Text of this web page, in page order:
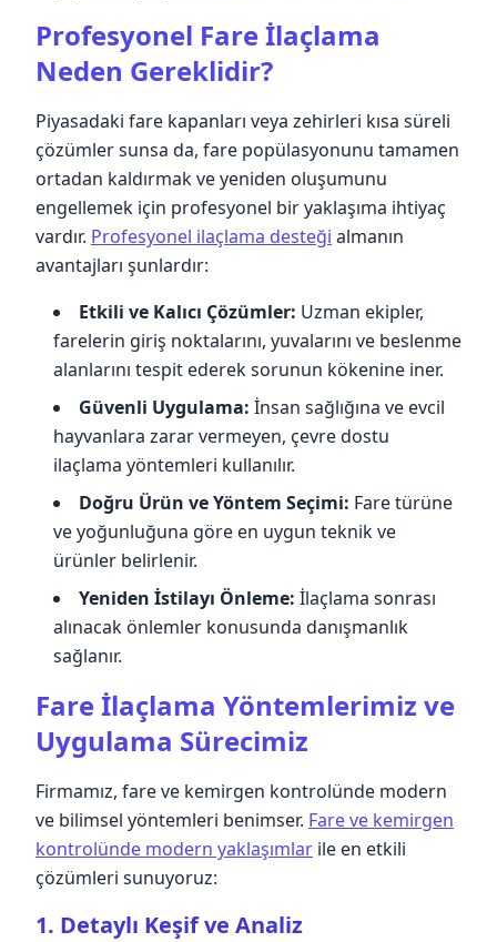
Profesyonel Fare İlaçlama
Neden Gereklidir?
Piyasadaki fare kapanları veya zehirleri kısa süreli
çözümler sunsa da, fare popülasyonunu tamamen
ortadan kaldırmak ve yeniden oluşumunu
engellemek için profesyonel bir yaklaşıma ihtiyaç
vardır. Profesyonel ilaçlama desteği almanın
avantajları şunlardır:
Etkili ve Kalıcı Çözümler: Uzman ekipler,
farelerin giriş noktalarını, yuvalarını ve beslenme
alanlarını tespit ederek sorunun kökenine iner.
Güvenli Uygulama: İnsan sağlığına ve evcil
hayvanlara zarar vermeyen, çevre dostu
ilaçlama yöntemleri kullanılır.
Doğru Ürün ve Yöntem Seçimi: Fare türüne
ve yoğunluğuna göre en uygun teknik ve
ürünler belirlenir.
Yeniden İstilayı Önleme: İlaçlama sonrası
alınacak önlemler konusunda danışmanlık
sağlanır.
Fare İlaçlama Yöntemlerimiz ve
Uygulama Sürecimiz
Firmamız, fare ve kemirgen kontrolünde modern
ve bilimsel yöntemleri benimser. Fare ve kemirgen
kontrolünde modern yaklaşımlar ile en etkili
çözümleri sunuyoruz:
1. Detaylı Keşif ve Analiz